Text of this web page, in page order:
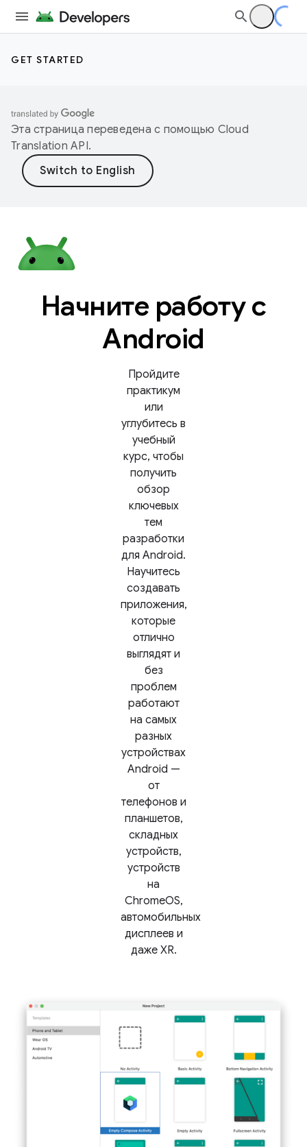
GET STARTED
Эта страница переведена с помощью Cloud
Translation API.
Начните работу с
Android
Пройдите
практикум
или
углубитесь в
учебный
курс, чтобы
получить
обзор
ключевых
тем
разработки
для Android.
Научитесь
создавать
приложения,
которые
отлично
выглядят и
без
проблем
работают
на самых
разных
устройствах
Android —
от
телефонов и
планшетов,
складных
устройств,
устройств
на
ChromeOS,
автомобильных
дисплеев и
даже XR.